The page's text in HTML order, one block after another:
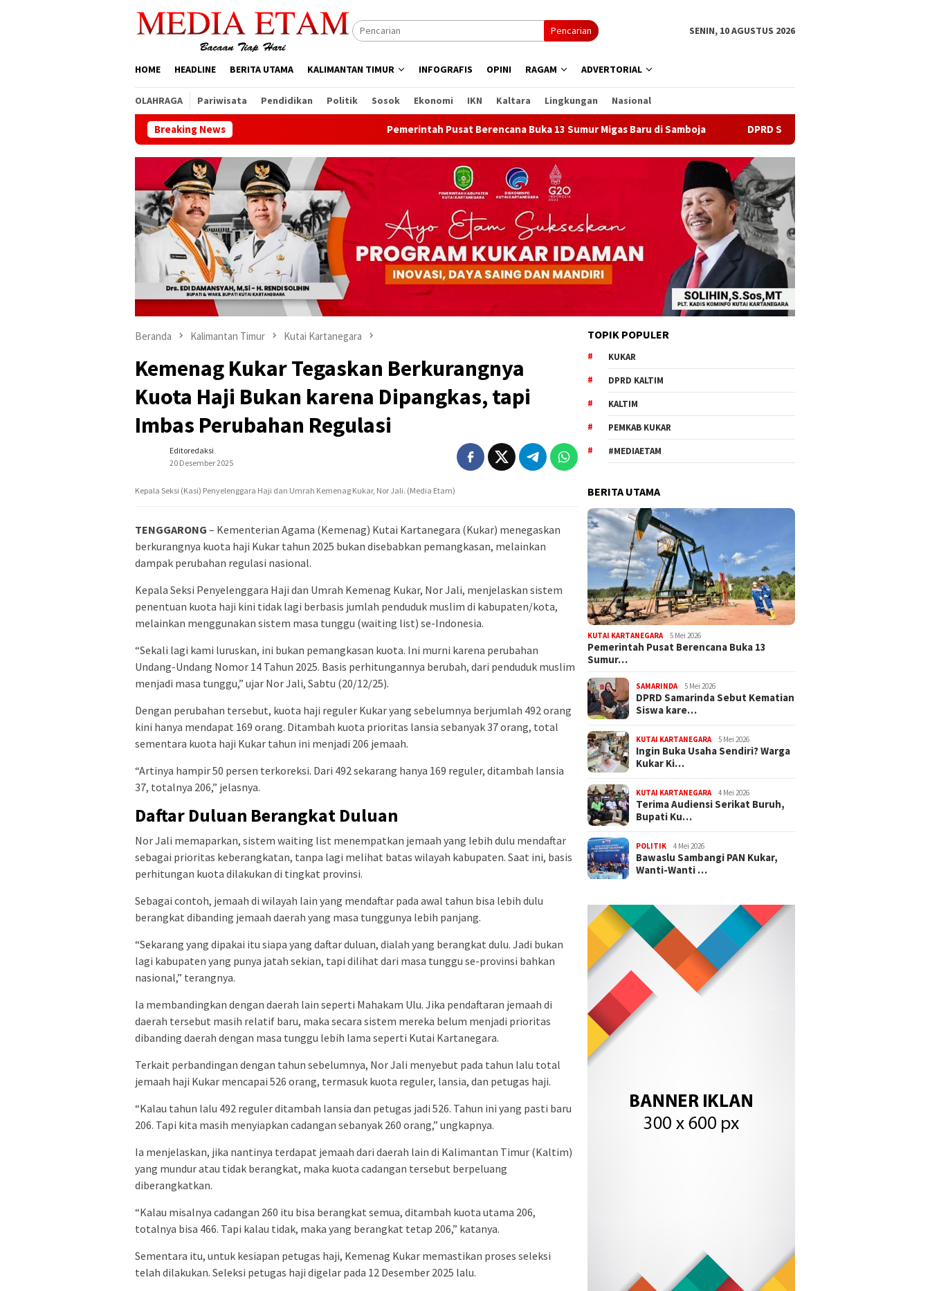
Pencarian SENIN, 10 AGUSTUS 2026
HOME HEADLINE BERITA UTAMA KALIMANTAN TIMUR INFOGRAFIS OPINI RAGAM ADVERTORIAL
OLAHRAGA Pariwisata Pendidikan Politik Sosok Ekonomi IKN Kaltara Lingkungan Nasional
Breaking News Pemerintah Pusat Berencana Buka 13 Sumur Migas Baru di Samboja DPRD Samarinda Sebut Kematian Siswa karena
Beranda Kalimantan Timur Kutai Kartanegara
Kemenag Kukar Tegaskan Berkurangnya
Kuota Haji Bukan karena Dipangkas, tapi
Imbas Perubahan Regulasi
Editoredaksi
20 Desember 2025
Kepala Seksi (Kasi) Penyelenggara Haji dan Umrah Kemenag Kukar, Nor Jali. (Media Etam)
TENGGARONG – Kementerian Agama (Kemenag) Kutai Kartanegara (Kukar) menegaskan
berkurangnya kuota haji Kukar tahun 2025 bukan disebabkan pemangkasan, melainkan
dampak perubahan regulasi nasional.
Kepala Seksi Penyelenggara Haji dan Umrah Kemenag Kukar, Nor Jali, menjelaskan sistem
penentuan kuota haji kini tidak lagi berbasis jumlah penduduk muslim di kabupaten/kota,
melainkan menggunakan sistem masa tunggu (waiting list) se-Indonesia.
“Sekali lagi kami luruskan, ini bukan pemangkasan kuota. Ini murni karena perubahan
Undang-Undang Nomor 14 Tahun 2025. Basis perhitungannya berubah, dari penduduk muslim
menjadi masa tunggu,” ujar Nor Jali, Sabtu (20/12/25).
Dengan perubahan tersebut, kuota haji reguler Kukar yang sebelumnya berjumlah 492 orang
kini hanya mendapat 169 orang. Ditambah kuota prioritas lansia sebanyak 37 orang, total
sementara kuota haji Kukar tahun ini menjadi 206 jemaah.
“Artinya hampir 50 persen terkoreksi. Dari 492 sekarang hanya 169 reguler, ditambah lansia
37, totalnya 206,” jelasnya.
Daftar Duluan Berangkat Duluan
Nor Jali memaparkan, sistem waiting list menempatkan jemaah yang lebih dulu mendaftar
sebagai prioritas keberangkatan, tanpa lagi melihat batas wilayah kabupaten. Saat ini, basis
perhitungan kuota dilakukan di tingkat provinsi.
Sebagai contoh, jemaah di wilayah lain yang mendaftar pada awal tahun bisa lebih dulu
berangkat dibanding jemaah daerah yang masa tunggunya lebih panjang.
“Sekarang yang dipakai itu siapa yang daftar duluan, dialah yang berangkat dulu. Jadi bukan
lagi kabupaten yang punya jatah sekian, tapi dilihat dari masa tunggu se-provinsi bahkan
nasional,” terangnya.
Ia membandingkan dengan daerah lain seperti Mahakam Ulu. Jika pendaftaran jemaah di
daerah tersebut masih relatif baru, maka secara sistem mereka belum menjadi prioritas
dibanding daerah dengan masa tunggu lebih lama seperti Kutai Kartanegara.
Terkait perbandingan dengan tahun sebelumnya, Nor Jali menyebut pada tahun lalu total
jemaah haji Kukar mencapai 526 orang, termasuk kuota reguler, lansia, dan petugas haji.
“Kalau tahun lalu 492 reguler ditambah lansia dan petugas jadi 526. Tahun ini yang pasti baru
206. Tapi kita masih menyiapkan cadangan sebanyak 260 orang,” ungkapnya.
Ia menjelaskan, jika nantinya terdapat jemaah dari daerah lain di Kalimantan Timur (Kaltim)
yang mundur atau tidak berangkat, maka kuota cadangan tersebut berpeluang
diberangkatkan.
“Kalau misalnya cadangan 260 itu bisa berangkat semua, ditambah kuota utama 206,
totalnya bisa 466. Tapi kalau tidak, maka yang berangkat tetap 206,” katanya.
Sementara itu, untuk kesiapan petugas haji, Kemenag Kukar memastikan proses seleksi
telah dilakukan. Seleksi petugas haji digelar pada 12 Desember 2025 lalu.
TOPIK POPULER
KUKAR
DPRD KALTIM
KALTIM
PEMKAB KUKAR
#MEDIAETAM
BERITA UTAMA
KUTAI KARTANEGARA 5 Mei 2026
Pemerintah Pusat Berencana Buka 13
Sumur…
SAMARINDA 5 Mei 2026
DPRD Samarinda Sebut Kematian
Siswa kare…
KUTAI KARTANEGARA 5 Mei 2026
Ingin Buka Usaha Sendiri? Warga
Kukar Ki…
KUTAI KARTANEGARA 4 Mei 2026
Terima Audiensi Serikat Buruh,
Bupati Ku…
POLITIK 4 Mei 2026
Bawaslu Sambangi PAN Kukar,
Wanti-Wanti …